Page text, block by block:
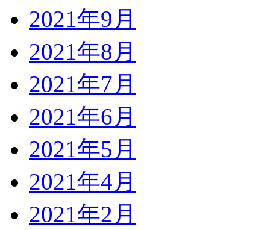
2021年9月
2021年8月
2021年7月
2021年6月
2021年5月
2021年4月
2021年2月